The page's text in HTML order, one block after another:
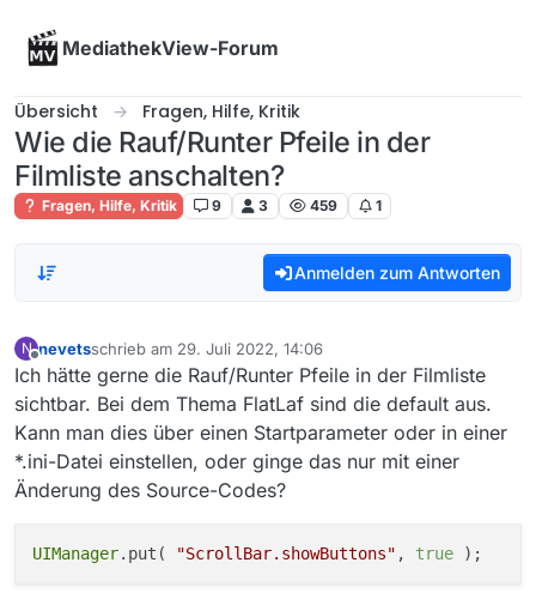
MediathekView-Forum
Übersicht Fragen, Hilfe, Kritik
Wie die Rauf/Runter Pfeile in der
Filmliste anschalten?
Fragen, Hilfe, Kritik 9 3 459 1
Anmelden zum Antworten
N
Offline
nevetsschrieb am 29. Juli 2022, 14:06
zuletzt editiert von
Ich hätte gerne die Rauf/Runter Pfeile in der Filmliste
sichtbar. Bei dem Thema FlatLaf sind die default aus.
Kann man dies über einen Startparameter oder in einer
*.ini-Datei einstellen, oder ginge das nur mit einer
Änderung des Source-Codes?
UIManager.put( "ScrollBar.showButtons" , true